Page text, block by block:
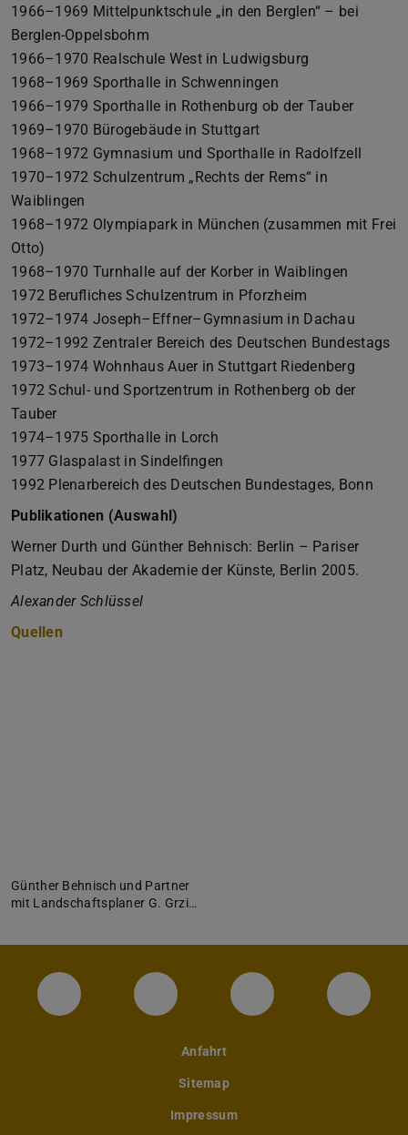
1966–1969 Mittelpunktschule „in den Berglen“ – bei
Berglen-Oppelsbohm
1966–1970 Realschule West in Ludwigsburg
1968–1969 Sporthalle in Schwenningen
1966–1979 Sporthalle in Rothenburg ob der Tauber
1969–1970 Bürogebäude in Stuttgart
1968–1972 Gymnasium und Sporthalle in Radolfzell
1970–1972 Schulzentrum „Rechts der Rems“ in
Waiblingen
1968–1972 Olympiapark in München (zusammen mit Frei
Otto)
1968–1970 Turnhalle auf der Korber in Waiblingen
1972 Berufliches Schulzentrum in Pforzheim
1972–1974 Joseph–Effner–Gymnasium in Dachau
1972–1992 Zentraler Bereich des Deutschen Bundestags
1973–1974 Wohnhaus Auer in Stuttgart Riedenberg
1972 Schul- und Sportzentrum in Rothenberg ob der
Tauber
1974–1975 Sporthalle in Lorch
1977 Glaspalast in Sindelfingen
1992 Plenarbereich des Deutschen Bundestages, Bonn
Publikationen (Auswahl)
Werner Durth und Günther Behnisch: Berlin – Pariser
Platz, Neubau der Akademie der Künste, Berlin 2005.
Alexander Schlüssel
Quellen
Günther Behnisch und Partner
mit Landschaftsplaner G. Grzi…
Instagram-Seite des Fachbereichs
LinkedIn-Profil desFacebook-Seite
Anfahrt
Sitemap
Impressum